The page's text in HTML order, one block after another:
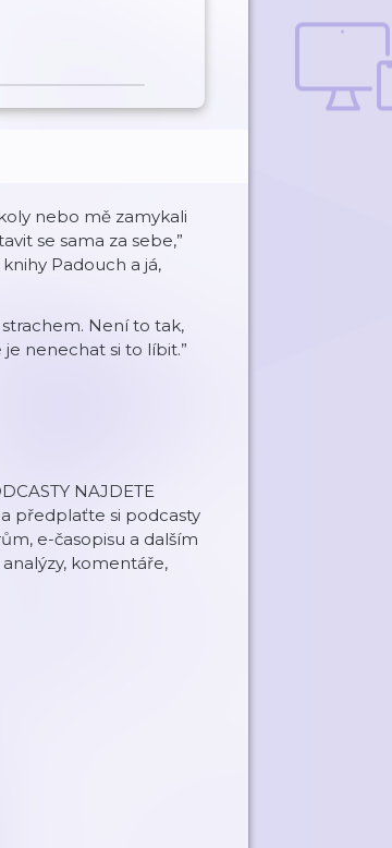
nebo mě zamykali
se sama za sebe,”
Padouch a já,
Není to tak,
nenechat si to líbit.”
NAJDETE
a předplaťte si podcasty
e-časopisu a dalším
komentáře,